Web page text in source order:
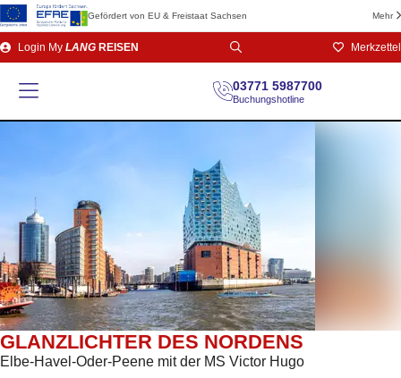
Gefördert von EU & Freistaat Sachsen Mehr
Direkt
zum
Login My LANG REISEN Merkzettel
03771 5987700
Buchungshotline
GLANZLICHTER DES NORDENS
Elbe-Havel-Oder-Peene mit der MS Victor Hugo